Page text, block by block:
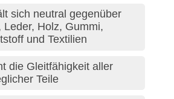
sich neutral gegenüber
Leder, Holz, Gummi,
und Textilien
die Gleitfähigkeit aller
Teile